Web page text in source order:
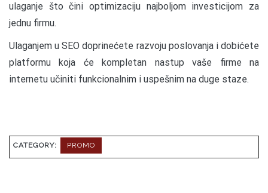
ulaganje što čini optimizaciju najboljom investicijom za
jednu firmu.
Ulaganjem u SEO doprinećete razvoju poslovanja i dobićete
platformu koja će kompletan nastup vaše firme na
internetu učiniti funkcionalnim i uspešnim na duge staze.
CATEGORY: PROMO